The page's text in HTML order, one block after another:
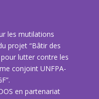
les mutilations
projet “Bâtir des
pour lutter contre les
conjoint UNFPA-
en partenariat